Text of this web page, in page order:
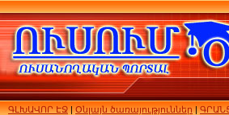
ԳԼԽԱՎՈՐ ԷՋ|Օնլայն ծառայություններ|